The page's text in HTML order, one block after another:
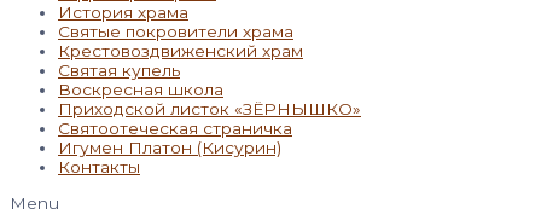
История храма
Святые покровители храма
Крестовоздвиженский храм
Святая купель
Воскресная школа
Приходской листок «ЗЁРНЫШКО»
Святоотеческая страничка
Игумен Платон (Кисурин)
Контакты
Menu